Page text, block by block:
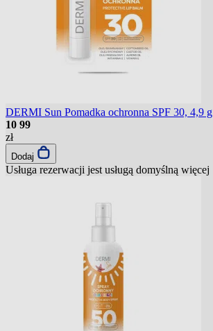
DERMI Sun Pomadka ochronna SPF 30, 4,9 g
10 99
zł
Dodaj
Usługa rezerwacji jest usługą domyślną więcej